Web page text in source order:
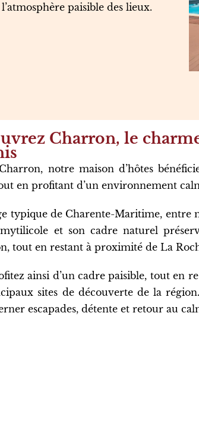
paisible des lieux.
Charron, le
notre maison d’hôtes
en profitant d’un environnement
typique de Charente-Maritime, entre
et son cadre naturel
tout en restant à proximité de La
ainsi d’un cadre paisible, tout en
sites de découverte de la
escapades, détente et retour au